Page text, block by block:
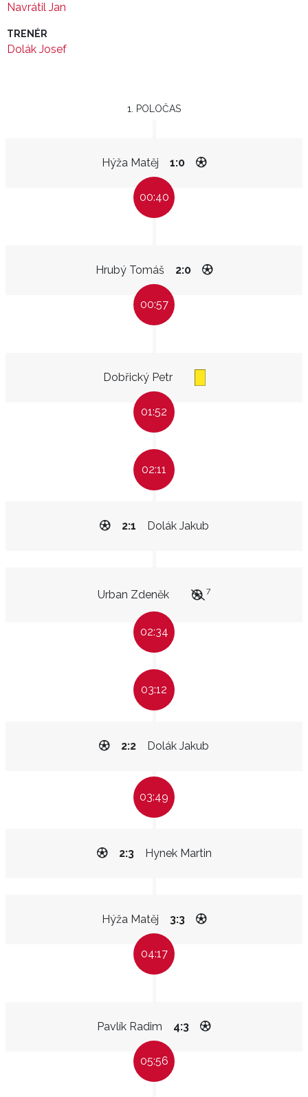
Navrátil Jan
TRENÉR
Dolák Josef
1. POLOČAS
Hýža Matěj 1:0
00:40
Hrubý Tomáš 2:0
00:57
Dobřický Petr
01:52
02:11
Dolák Jakub
2:1
Urban Zdeněk 7
02:34
03:12
Dolák Jakub
2:2
03:49
Hynek Martin
2:3
Hýža Matěj 3:3
04:17
Pavlík Radim 4:3
05:56